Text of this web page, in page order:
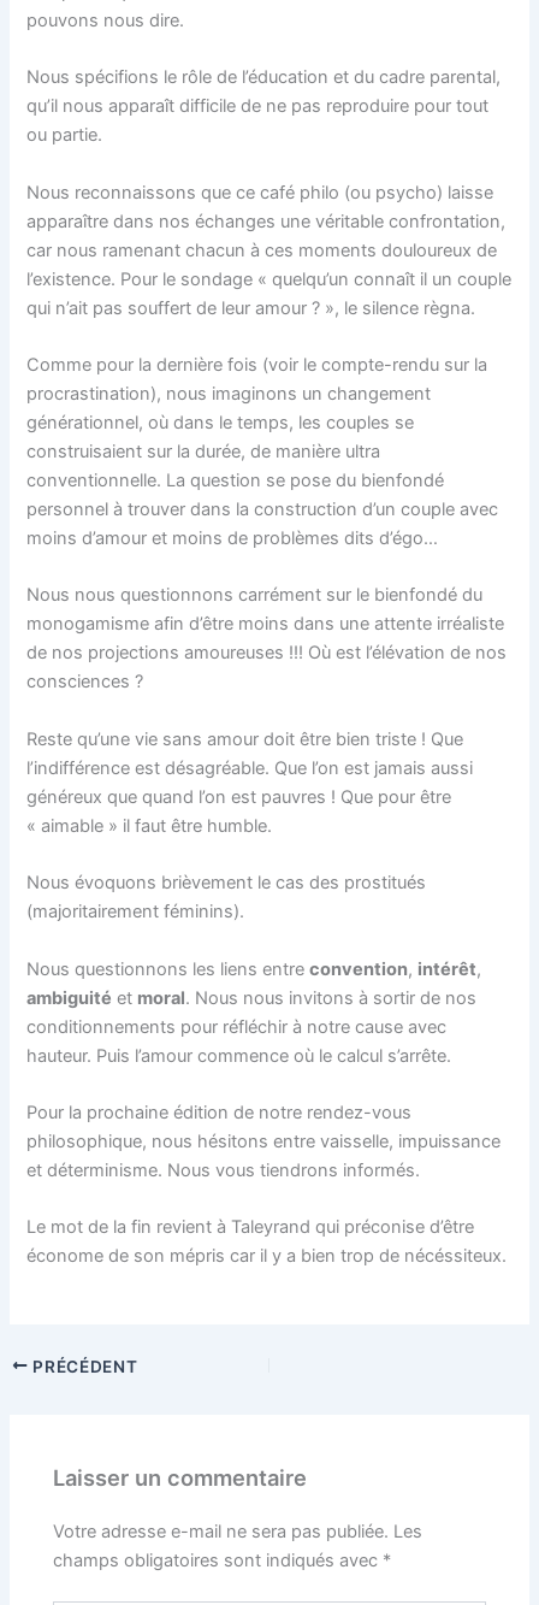
pouvons nous dire.
Nous spécifions le rôle de l’éducation et du cadre parental,
qu’il nous apparaît difficile de ne pas reproduire pour tout
ou partie.
Nous reconnaissons que ce café philo (ou psycho) laisse
apparaître dans nos échanges une véritable confrontation,
car nous ramenant chacun à ces moments douloureux de
l’existence. Pour le sondage « quelqu’un connaît il un couple
qui n’ait pas souffert de leur amour ? », le silence règna.
Comme pour la dernière fois (voir le compte-rendu sur la
procrastination), nous imaginons un changement
générationnel, où dans le temps, les couples se
construisaient sur la durée, de manière ultra
conventionnelle. La question se pose du bienfondé
personnel à trouver dans la construction d’un couple avec
moins d’amour et moins de problèmes dits d’égo…
Nous nous questionnons carrément sur le bienfondé du
monogamisme afin d’être moins dans une attente irréaliste
de nos projections amoureuses !!! Où est l’élévation de nos
consciences ?
Reste qu’une vie sans amour doit être bien triste ! Que
l’indifférence est désagréable. Que l’on est jamais aussi
généreux que quand l’on est pauvres ! Que pour être
« aimable » il faut être humble.
Nous évoquons brièvement le cas des prostitués
(majoritairement féminins).
Nous questionnons les liens entreconvention, intérêt,
ambiguité et moral. Nous nous invitons à sortir de nos
conditionnements pour réfléchir à notre cause avec
hauteur. Puis l’amour commence où le calcul s’arrête.
Pour la prochaine édition de notre rendez-vous
philosophique, nous hésitons entre vaisselle, impuissance
et déterminisme. Nous vous tiendrons informés.
Le mot de la fin revient à Taleyrand qui préconise d’être
économe de son mépris car il y a bien trop de nécéssiteux.
PRÉCÉDENT
Laisser un commentaire
Votre adresse e-mail ne sera pas publiée. Les
champs obligatoires sont indiqués avec *